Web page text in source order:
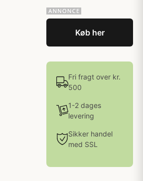
Køb her
Fri fragt over kr.
500
1-2 dages
levering
Sikker handel
med SSL